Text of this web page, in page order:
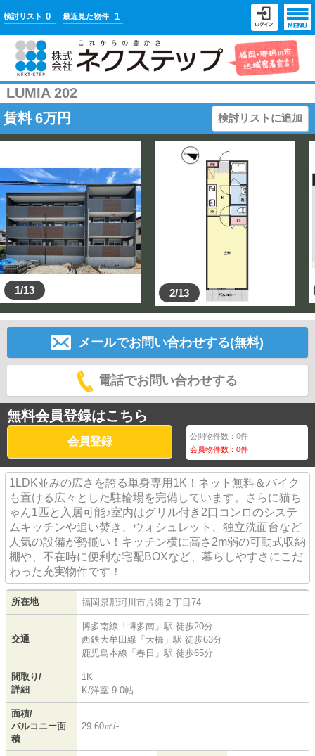
検討リスト 0 最近見た物件 1
LUMIA 202
賃料 6万円 検討リストに追加
1/13 2/13
メールでお問い合わせする(無料)
電話でお問い合わせする
無料会員登録はこちら
会員登録 公開物件数：0件
会員物件数：0件
1LDK並みの広さを誇る単身専用1K！ネット無料＆バイク
も置ける広々とした駐輪場を完備しています。さらに猫ち
ゃん1匹と入居可能♪室内はグリル付き2口コンロのシステ
ムキッチンや追い焚き、ウォシュレット、独立洗面台など
人気の設備が勢揃い！キッチン横に高さ2m弱の可動式収納
棚や、不在時に便利な宅配BOXなど、暮らしやすさにこだ
わった充実物件です！
所在地 福岡県那珂川市片縄 ２丁目74
交通
博多南線 「 博多南 」駅 徒歩20分
西鉄大牟田線 「 大橋 」駅 徒歩63分
鹿児島本線 「 春日 」駅 徒歩65分
間取り/
詳細
1K
K/洋室 9.0帖
面積/
バルコニー面
積
29.60㎡/-